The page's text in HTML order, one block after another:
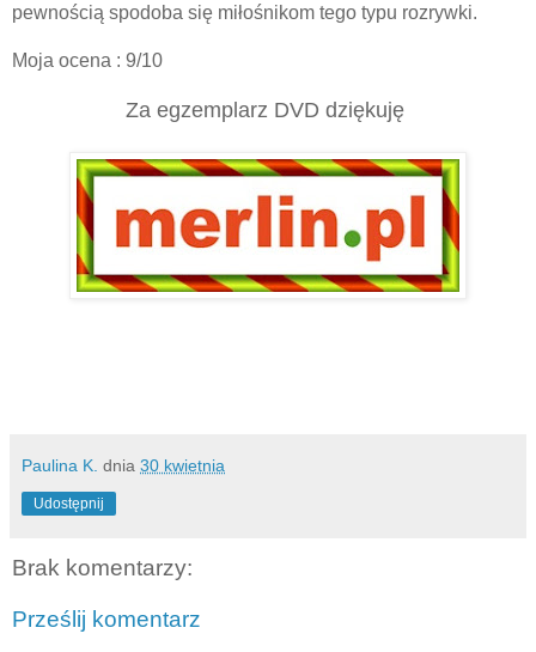
pewnością spodoba się miłośnikom tego typu rozrywki.
Moja ocena : 9/10
Za egzemplarz DVD dziękuję
Paulina K. dnia 30 kwietnia
Udostępnij
Brak komentarzy:
Prześlij komentarz